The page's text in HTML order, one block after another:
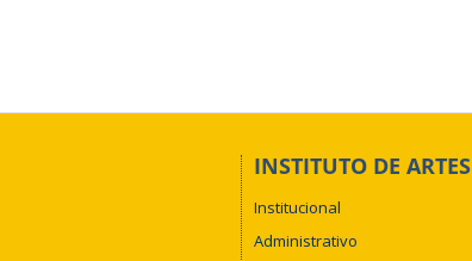
INSTITUTO DE ARTES
Institucional
Administrativo